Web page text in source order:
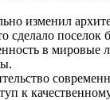
изменил
сделало поселок
в мировые
к